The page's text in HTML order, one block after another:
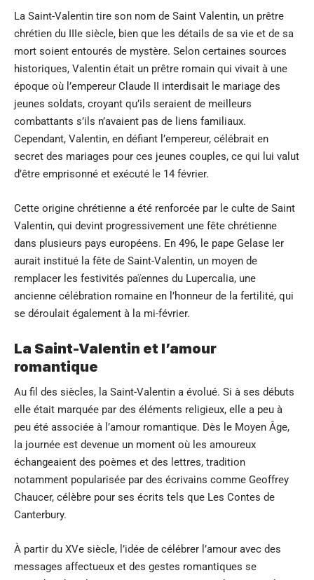
La Saint-Valentin tire son nom de Saint Valentin, un prêtre
chrétien du IIIe siècle, bien que les détails de sa vie et de sa
mort soient entourés de mystère. Selon certaines sources
historiques, Valentin était un prêtre romain qui vivait à une
époque où l’empereur Claude II interdisait le mariage des
jeunes soldats, croyant qu’ils seraient de meilleurs
combattants s’ils n’avaient pas de liens familiaux.
Cependant, Valentin, en défiant l’empereur, célébrait en
secret des mariages pour ces jeunes couples, ce qui lui valut
d’être emprisonné et exécuté le 14 février.
Cette origine chrétienne a été renforcée par le culte de Saint
Valentin, qui devint progressivement une fête chrétienne
dans plusieurs pays européens. En 496, le pape Gelase Ier
aurait institué la fête de Saint-Valentin, un moyen de
remplacer les festivités païennes du Lupercalia, une
ancienne célébration romaine en l’honneur de la fertilité, qui
se déroulait également à la mi-février.
La Saint-Valentin et l’amour
romantique
Au fil des siècles, la Saint-Valentin a évolué. Si à ses débuts
elle était marquée par des éléments religieux, elle a peu à
peu été associée à l’amour romantique. Dès le Moyen Âge,
la journée est devenue un moment où les amoureux
échangeaient des poèmes et des lettres, tradition
notamment popularisée par des écrivains comme Geoffrey
Chaucer, célèbre pour ses écrits tels que Les Contes de
Canterbury.
À partir du XVe siècle, l’idée de célébrer l’amour avec des
messages affectueux et des gestes romantiques se